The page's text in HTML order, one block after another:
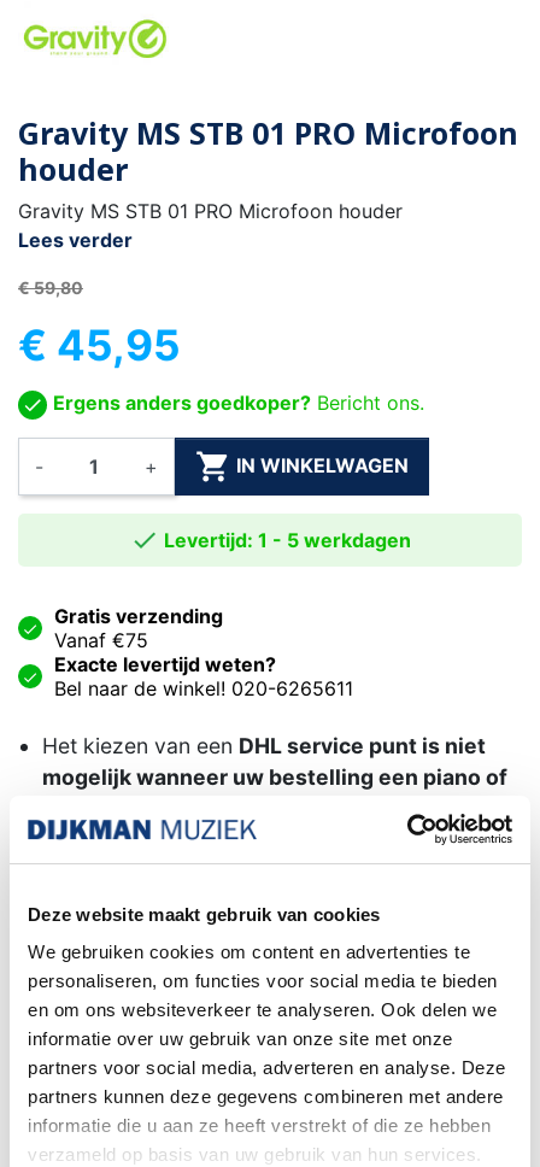
Deze website maakt gebruik van cookies
We gebruiken cookies om content en advertenties te
personaliseren, om functies voor social media te bieden
en om ons websiteverkeer te analyseren. Ook delen we
informatie over uw gebruik van onze site met onze
partners voor social media, adverteren en analyse. Deze
partners kunnen deze gegevens combineren met andere
informatie die u aan ze heeft verstrekt of die ze hebben
verzameld op basis van uw gebruik van hun services.
Gravity MS STB 01 PRO Microfoon
houder
Gravity MS STB 01 PRO Microfoon houder
Lees verder
€ 59,80
€ 45,95
Ergens anders goedkoper? Bericht ons.
- +  IN WINKELWAGEN
 Levertijd: 1 - 5 werkdagen
Gratis verzending
Vanaf €75
Exacte levertijd weten?
Bel naar de winkel! 020-6265611
Het kiezen van een DHL service punt is niet
mogelijk wanneer uw bestelling een piano of
bevat. Dit formaat pakket wordt door het
postpunt namelijk niet geaccepteerd.
Gravity MS STB 01 PRO Microfoon
houder
Profesionele Stereo array-bar voor 2
microfoons
Verstelbare microfoonafstand 6 - 29 cm